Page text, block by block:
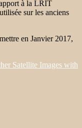
à la LRIT
sur les anciens
en Janvier 2017,
Satellite Images with